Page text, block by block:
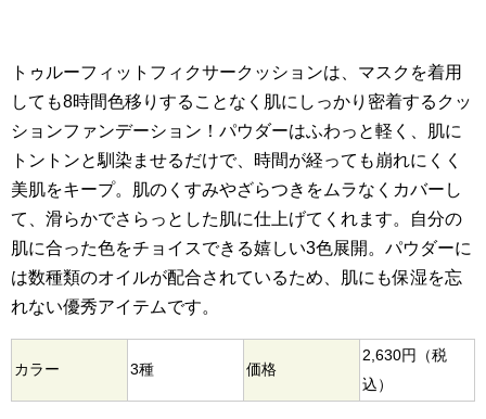
トゥルーフィットフィクサークッションは、マスクを着用
しても8時間色移りすることなく肌にしっかり密着するクッ
ションファンデーション！パウダーはふわっと軽く、肌に
トントンと馴染ませるだけで、時間が経っても崩れにくく
美肌をキープ。肌のくすみやざらつきをムラなくカバーし
て、滑らかでさらっとした肌に仕上げてくれます。自分の
肌に合った色をチョイスできる嬉しい3色展開。パウダーに
は数種類のオイルが配合されているため、肌にも保湿を忘
れない優秀アイテムです。
カラー 3種 価格
2,630円（税
込）